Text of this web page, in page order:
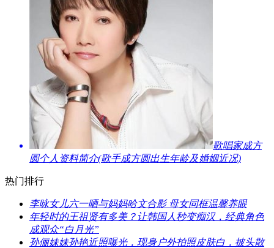
​歌唱家成方
圆个人资料简介(歌手成方圆出生年龄及婚姻近况)
热门排行
​李咏女儿六一晒与妈妈哈文合影 母女同框温馨养眼
​年轻时的王祖贤有多美？让韩国人秒变痴汉，经典角色
成观众“白月光”
​孙俪妹妹孙艳近照曝光，现身户外拍照皮肤白，披头散